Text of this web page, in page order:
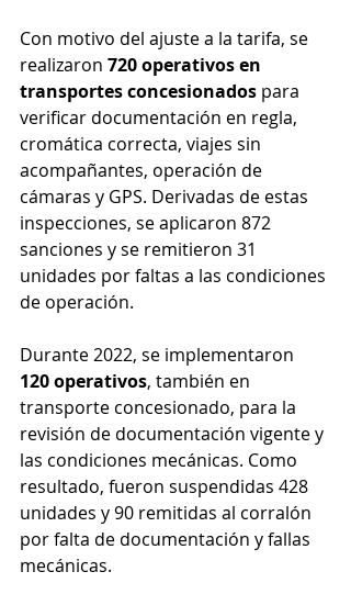
Con motivo del ajuste a la tarifa, se
realizaron 720 operativos en
transportes concesionados para
verificar documentación en regla,
cromática correcta, viajes sin
acompañantes, operación de
cámaras y GPS. Derivadas de estas
inspecciones, se aplicaron 872
sanciones y se remitieron 31
unidades por faltas a las condiciones
de operación.
Durante 2022, se implementaron
120 operativos, también en
transporte concesionado, para la
revisión de documentación vigente y
las condiciones mecánicas. Como
resultado, fueron suspendidas 428
unidades y 90 remitidas al corralón
por falta de documentación y fallas
mecánicas.